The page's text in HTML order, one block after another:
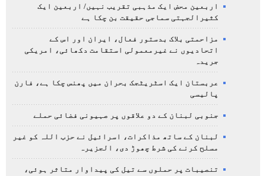
اربعین محض ایک مذہبی تقریب نہیں/ اربعین ایک
کثیرالجہتی سماجی حقیقت بن چکا ہے
مزاحمتی بلاک بدستور فعال، ایران اور اس کے
اتحادیوں نے غیرمعمولی استقامت دکھائی، امریکی
جریدہ
عربستان ایک اسٹریٹجک بحران میں پھنس چکا ہے، فارن
پالیسی
جنوبی لبنان کے دو علاقوں پر صہیونی فضائی حملے
لبنان کے ساتھ مذاکرات، اسرائیل نے حزب اللہ کو غیر
مسلح کرنے کی شرط چھوڑ دی، الجزیرہ
تنصیبات پر حملوں سے تیل کی پیداوار متاثر ہوئی،